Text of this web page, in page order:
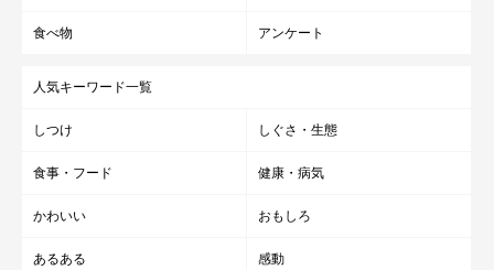
食べ物 アンケート
人気キーワード一覧
しつけ しぐさ・生態
食事・フード 健康・病気
かわいい おもしろ
あるある 感動